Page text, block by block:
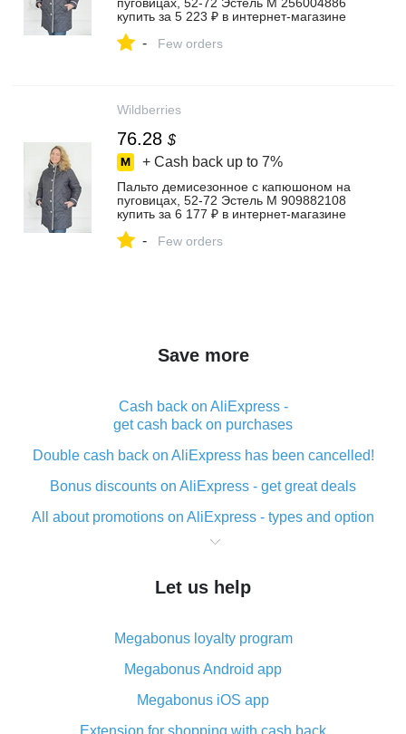
купить за 5 223 ₽ в интернет‑магазине
- Few orders
Wildberries
76.28 $
+ Cash back up to 7%
Пальто демисезонное с капюшоном на
пуговицах, 52-72 Эстель М 909882108
купить за 6 177 ₽ в интернет‑магазине
- Few orders
Save more
Cash back on AliExpress -
get cash back on purchases
Double cash back on AliExpress has been cancelled!
Bonus discounts on AliExpress - get great deals
All about promotions on AliExpress - types and option
What is cash back when making purchases on
The best place to download cash back for AliExpress
What is the AliExpress cash back plugin and what are
its advantages
Cash back from the AliExpress mobile app -
advantages of the plugin
Let us help
Megabonus loyalty program
Megabonus Android app
Megabonus iOS app
Extension for shopping with cash back